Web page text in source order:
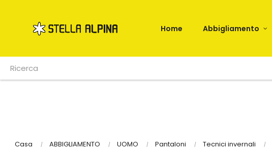
Home Abbigliamento
Casa ABBIGLIAMENTO UOMO Pantaloni Tecnici invernali